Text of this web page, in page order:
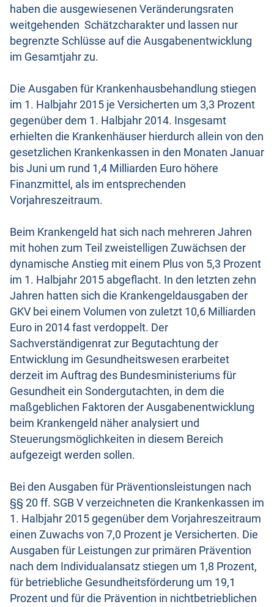
haben die ausgewiesenen Veränderungsraten
weitgehenden Schätzcharakter und lassen nur
begrenzte Schlüsse auf die Ausgabenentwicklung
im Gesamtjahr zu.
Die Ausgaben für Krankenhausbehandlung stiegen
im 1. Halbjahr 2015 je Versicherten um 3,3 Prozent
gegenüber dem 1. Halbjahr 2014. Insgesamt
erhielten die Krankenhäuser hierdurch allein von den
gesetzlichen Krankenkassen in den Monaten Januar
bis Juni um rund 1,4 Milliarden Euro höhere
Finanzmittel, als im entsprechenden
Vorjahreszeitraum.
Beim Krankengeld hat sich nach mehreren Jahren
mit hohen zum Teil zweistelligen Zuwächsen der
dynamische Anstieg mit einem Plus von 5,3 Prozent
im 1. Halbjahr 2015 abgeflacht. In den letzten zehn
Jahren hatten sich die Krankengeldausgaben der
GKV bei einem Volumen von zuletzt 10,6 Milliarden
Euro in 2014 fast verdoppelt. Der
Sachverständigenrat zur Begutachtung der
Entwicklung im Gesundheitswesen erarbeitet
derzeit im Auftrag des Bundesministeriums für
Gesundheit ein Sondergutachten, in dem die
maßgeblichen Faktoren der Ausgabenentwicklung
beim Krankengeld näher analysiert und
Steuerungsmöglichkeiten in diesem Bereich
aufgezeigt werden sollen.
Bei den Ausgaben für Präventionsleistungen nach
§§ 20 ff. SGB V verzeichneten die Krankenkassen im
1. Halbjahr 2015 gegenüber dem Vorjahreszeitraum
einen Zuwachs von 7,0 Prozent je Versicherten. Die
Ausgaben für Leistungen zur primären Prävention
nach dem Individualansatz stiegen um 1,8 Prozent,
für betriebliche Gesundheitsförderung um 19,1
Prozent und für die Prävention in nichtbetrieblichen